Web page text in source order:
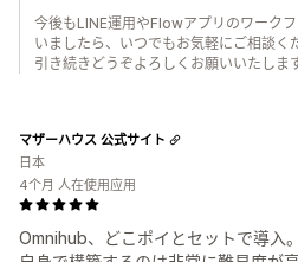
今後もLINE運用やFlowアプリのワーク
いましたら、いつでもお気軽にご相談く
引き続きどうぞよろしくお願いいたします
Omnihub、どこポイとセットで導入
マザーハウス 公式サイト
日本
4个月 人在使用应用